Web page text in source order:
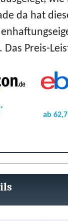
da hat
Preis-
*
ab